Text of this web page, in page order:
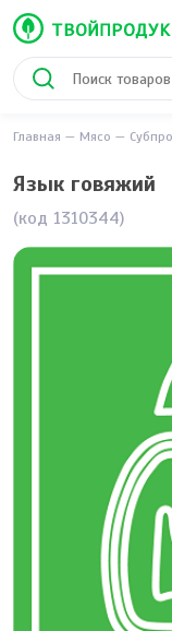
Главная Мясо
Язык говяжий
(код 1310344)